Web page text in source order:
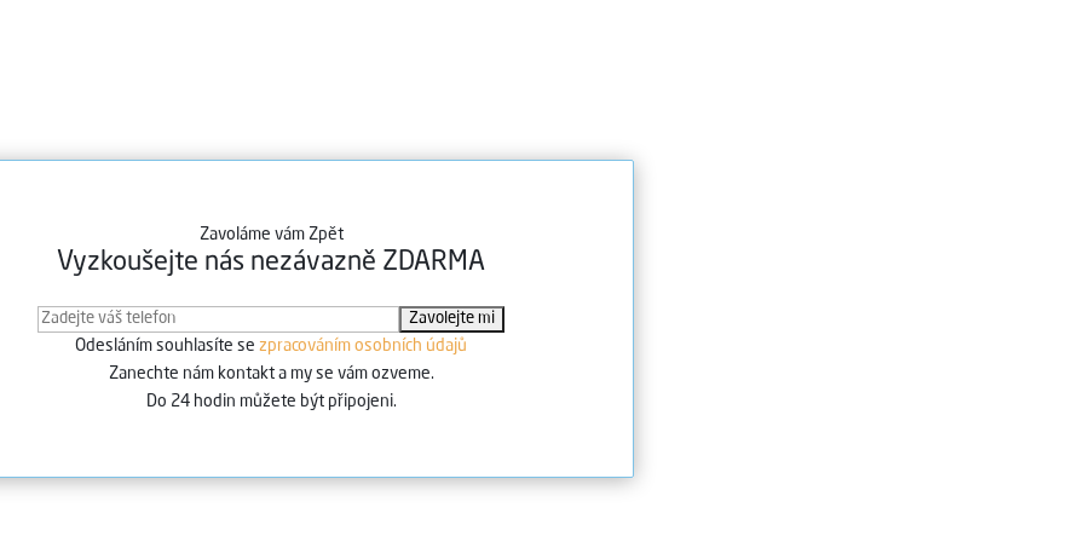
Zavoláme vám Zpět
Vyzkoušejte nás nezávazně ZDARMA
Odesláním souhlasíte se zpracováním osobních údajů
Zanechte nám kontakt a my se vám ozveme.
Do 24 hodin můžete být připojeni.